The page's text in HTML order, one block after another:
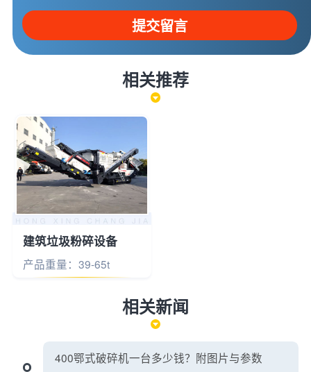
提交留言
相关推荐
建筑垃圾粉碎设备
产品重量：39-65t
相关新闻
400鄂式破碎机一台多少钱？附图片与参数